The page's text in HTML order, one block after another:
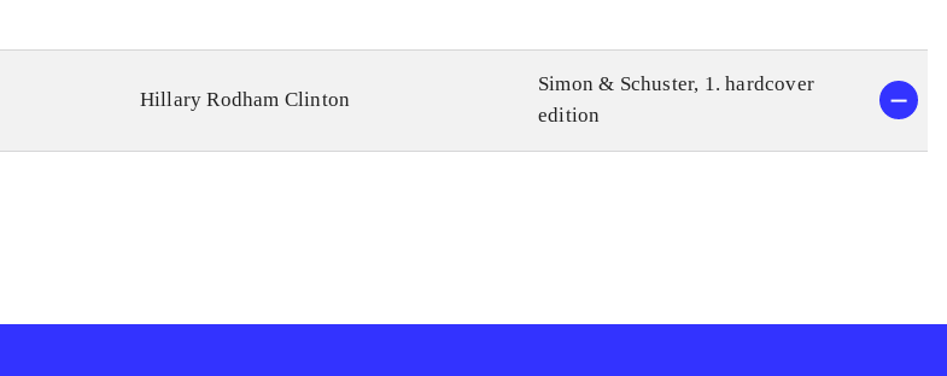
Hillary Rodham Clinton
Simon & Schuster, 1. hardcover
edition